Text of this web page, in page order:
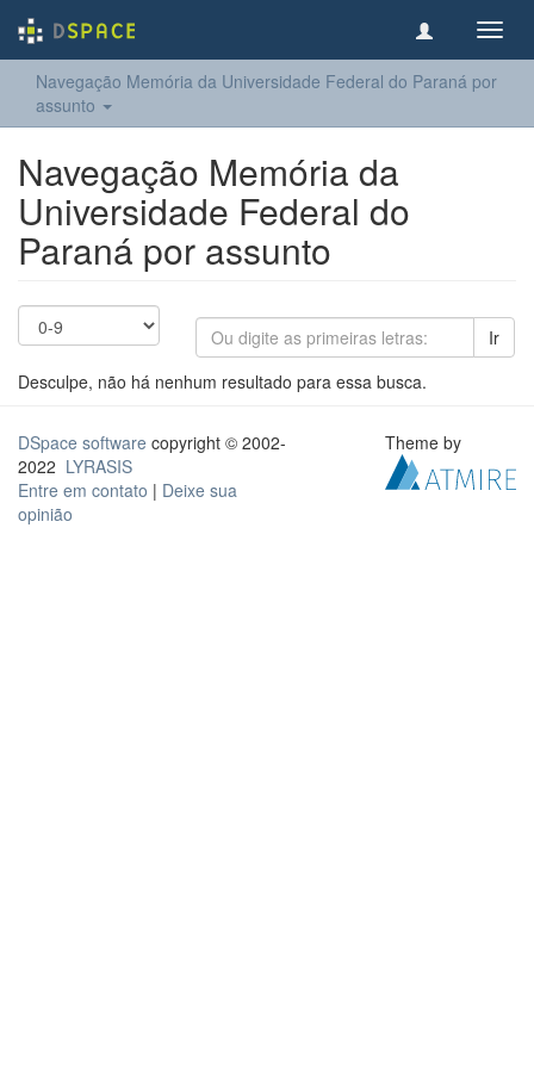
Navegação Memória da Universidade Federal do Paraná por
assunto
Navegação Memória da
Universidade Federal do
Paraná por assunto
Ir
Desculpe, não há nenhum resultado para essa busca.
DSpace software copyright © 2002-
2022 LYRASIS
Entre em contato | Deixe sua
opinião
Theme by